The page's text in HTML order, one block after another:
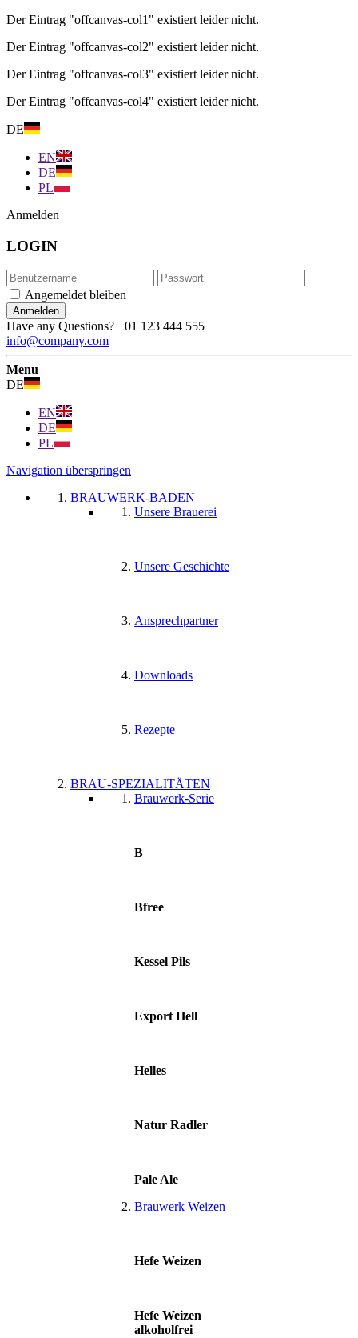
Der Eintrag "offcanvas-col1" existiert leider nicht.
Der Eintrag "offcanvas-col2" existiert leider nicht.
Der Eintrag "offcanvas-col3" existiert leider nicht.
Der Eintrag "offcanvas-col4" existiert leider nicht.
DE
EN
DE
PL
Anmelden
LOGIN
Angemeldet bleiben
Have any Questions? +01 123 444 555
info@company.com
Menu
DE
EN
DE
PL
Navigation überspringen
BRAUWERK-BADEN
Unsere Brauerei
Unsere Geschichte
Ansprechpartner
Downloads
Rezepte
BRAU-SPEZIALITÄTEN
Brauwerk-Serie
B
Bfree
Kessel Pils
Export Hell
Helles
Natur Radler
Pale Ale
Brauwerk Weizen
Hefe Weizen
Hefe Weizen
alkoholfrei